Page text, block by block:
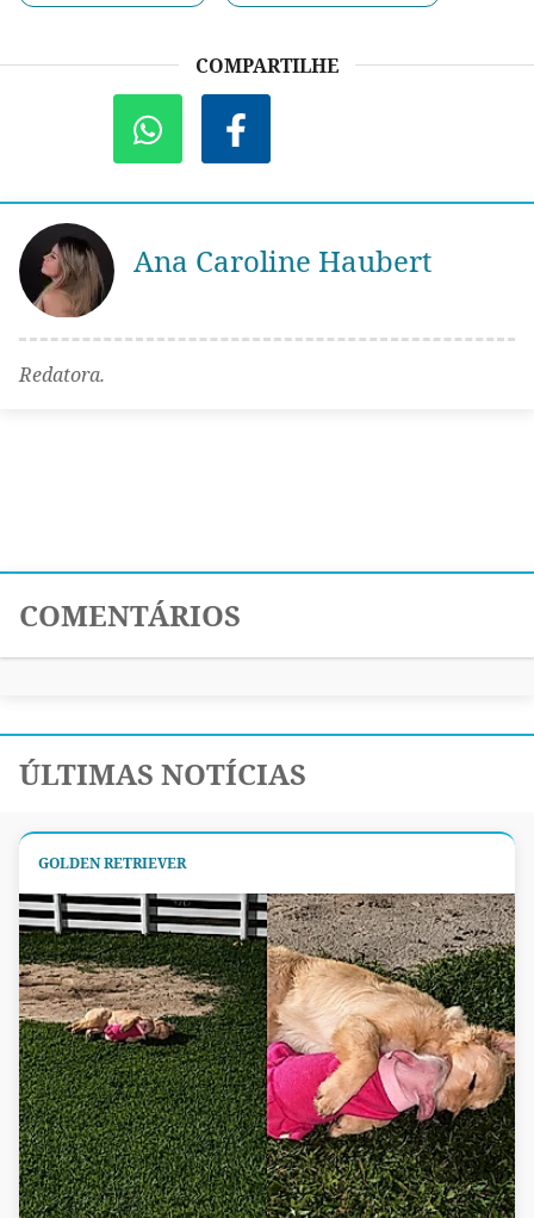
COMPARTILHE
Ana Caroline Haubert
Redatora.
COMENTÁRIOS
ÚLTIMAS NOTÍCIAS
GOLDEN RETRIEVER